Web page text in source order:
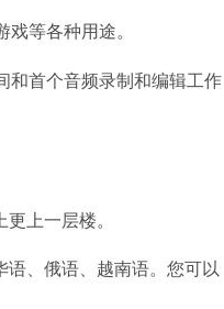
等各种用途。
和首个音频录制和编辑工作
上一层楼。
语、俄语、越南语。您可以